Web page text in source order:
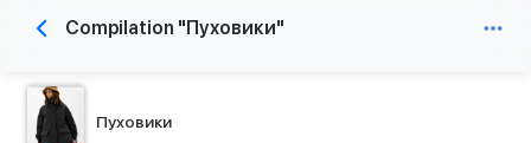
Compilation "Пуховики"
Пуховики